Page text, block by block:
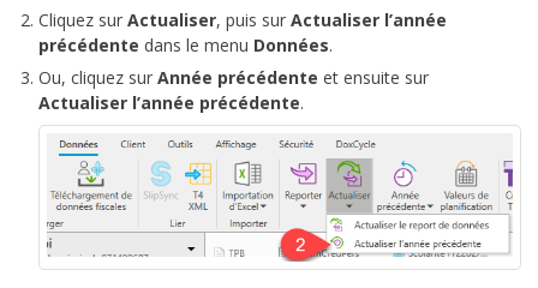
Cliquez sur Actualiser, puis sur Actualiser l’année
précédente dans le menu Données.
Ou, cliquez sur Année précédente et ensuite sur
Actualiser l’année précédente.